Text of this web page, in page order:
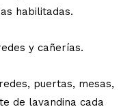
habilitadas.
y cañerías.
puertas, mesas,
de lavandina cada